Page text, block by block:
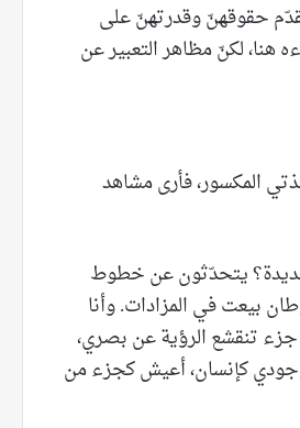
حقوقهنّ وقدرتهنّ على
هنا، لكنّ مظاهر التعبير عن
المكسور، فأرى مشاهد
جديدة؟ يتحدّثون عن خطوط
بيعت في المزادات. وأنا
جزء تنقشع الرؤية عن بصري،
كإنسان، أعيش كجزء من